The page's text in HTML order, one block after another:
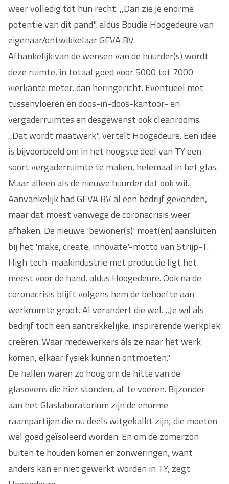
weer volledig tot hun recht. ,,Dan zie je enorme
potentie van dit pand", aldus Boudie Hoogedeure van
eigenaar/ontwikkelaar GEVA BV.
Afhankelijk van de wensen van de huurder(s) wordt
deze ruimte, in totaal goed voor 5000 tot 7000
vierkante meter, dan heringericht. Eventueel met
tussenvloeren en doos-in-doos-kantoor- en
vergaderruimtes en desgewenst ook cleanrooms.
,,Dat wordt maatwerk", vertelt Hoogedeure. Een idee
is bijvoorbeeld om in het hoogste deel van TY een
soort vergaderruimte te maken, helemaal in het glas.
Maar alleen als de nieuwe huurder dat ook wil.
Aanvankelijk had GEVA BV al een bedrijf gevonden,
maar dat moest vanwege de coronacrisis weer
afhaken. De nieuwe 'bewoner(s)' moet(en) aansluiten
bij het 'make, create, innovate'-motto van Strijp-T.
High tech-maakindustrie met productie ligt het
meest voor de hand, aldus Hoogedeure. Ook na de
coronacrisis blijft volgens hem de behoefte aan
werkruimte groot. Al verandert die wel. ,,Je wil als
bedrijf toch een aantrekkelijke, inspirerende werkplek
creëren. Waar medewerkers áls ze naar het werk
komen, elkaar fysiek kunnen ontmoeten."
De hallen waren zo hoog om de hitte van de
glasovens die hier stonden, af te voeren. Bijzonder
aan het Glaslaboratorium zijn de enorme
raampartijen die nu deels witgekalkt zijn; die moeten
wel goed geïsoleerd worden. En om de zomerzon
buiten te houden komen er zonweringen, want
anders kan er niet gewerkt worden in TY, zegt